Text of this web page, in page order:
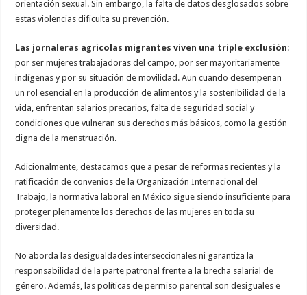
orientación sexual. Sin embargo, la falta de datos desglosados sobre
estas violencias dificulta su prevención.
Las jornaleras agrícolas migrantes viven una triple exclusión:
por ser mujeres trabajadoras del campo, por ser mayoritariamente
indígenas y por su situación de movilidad. Aun cuando desempeñan
un rol esencial en la producción de alimentos y la sostenibilidad de la
vida, enfrentan salarios precarios, falta de seguridad social y
condiciones que vulneran sus derechos más básicos, como la gestión
digna de la menstruación.
Adicionalmente, destacamos que a pesar de reformas recientes y la
ratificación de convenios de la Organización Internacional del
Trabajo, la normativa laboral en México sigue siendo insuficiente para
proteger plenamente los derechos de las mujeres en toda su
diversidad.
No aborda las desigualdades interseccionales ni garantiza la
responsabilidad de la parte patronal frente a la brecha salarial de
género. Además, las políticas de permiso parental son desiguales e